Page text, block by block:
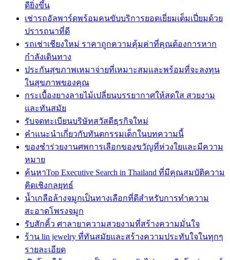
ดียิ่งขึ้น
เช่ารถอัลพาร์ดพร้อมคนขับบริการยอดเยี่ยมเต็มเปี่ยมด้วย
ปรารถนาที่ดี
รถเช่าเชียงใหม่ ราคาถูกความคุ้มค่าที่คุณต้องการหาก
กำลังเดินทาง
ประกันสุขภาพเหมาจ่ายที่เหมาะสมและพร้อมที่จะลงทุน
ในสุขภาพของคุณ
กระเบื้องยางลายไม้เปลี่ยนบรรยากาศให้สดใส สวยงาม
และทันสมัย
รับจดทะเบียนบริษัทสวัสดีธุรกิจใหม่
คำแนะนำเกี่ยวกับทันตกรรมเด็กในบทความนี้
ของชำร่วยงานศพการเลือกของขวัญที่ห่วงใยและมีความ
หมาย
ค้นหาTop Executive Search in Thailand ที่มีคุณสมบัติความ
คิดเชิงกลยุทธ์
น้ำเกลือล้างจมูกเป็นทางเลือกที่ดีสำหรับการทำความ
สะอาดโพรงจมูก
รับสักคิ้ว ศาลายาความสวยงามที่สร้างความมั่นใจ
ร้าน lin jewelry ที่ทันสมัยและสร้างความประทับใจในทุกๆ
รายละเอียด